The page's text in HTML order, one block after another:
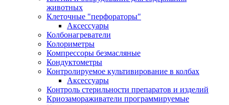
животных
Клеточные "перфораторы"
Аксессуары
Колбонагреватели
Колориметры
Компрессоры безмасляные
Кондуктометры
Контролируемое культивирование в колбах
Аксессуары
Контроль стерильности препаратов и изделий
Криозамораживатели программируемые